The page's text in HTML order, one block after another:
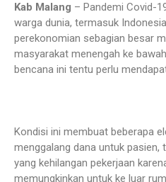
Kab Malang – Pandemi Covid-
warga dunia, termasuk
perekonomian sebagian besar
masyarakat menengah ke
bencana ini tentu perlu
Kondisi ini membuat beberapa
menggalang dana untuk pasien,
yang kehilangan pekerjaan
memungkinkan untuk ke luar